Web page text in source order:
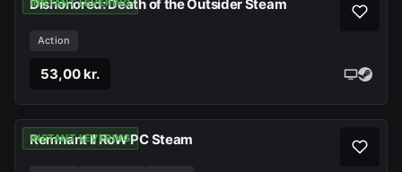
INSTANT LEVERING
Dishonored: Death of the Outsider Steam
Action
53,00 kr.
INSTANT LEVERING
Remnant II RoW PC Steam